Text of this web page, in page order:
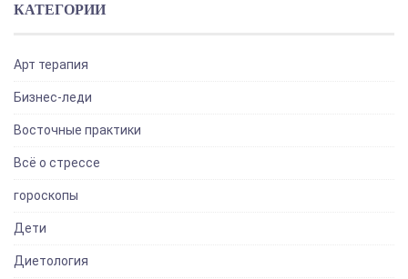
КАТЕГОРИИ
Арт терапия
Бизнес-леди
Восточные практики
Всё о стрессе
гороскопы
Дети
Диетология